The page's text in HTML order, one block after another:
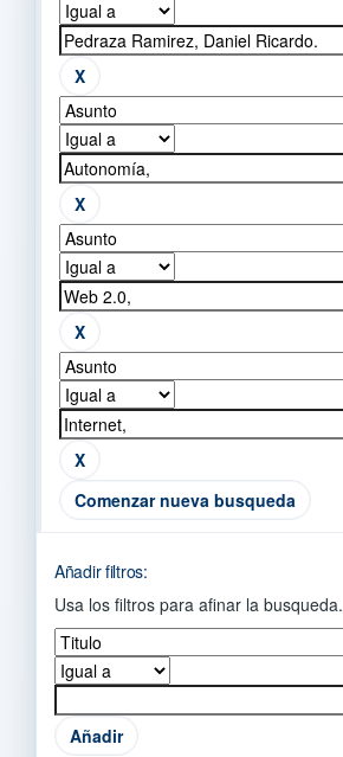
Comenzar nueva busqueda
Añadir filtros:
Usa los filtros para afinar la busqueda.